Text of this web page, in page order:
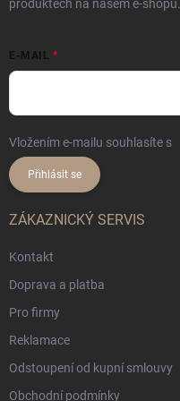
produktech na našem e-shopu.
E-MAIL
Vložením e-mailu souhlasíte s
Přihlásit se
ZÁKAZNICKÝ SERVIS
Kontakt
Doprava a platba
Pro firmy
Reklamace
Odstoupení od kupní smlouvy
Obchodní podmínky